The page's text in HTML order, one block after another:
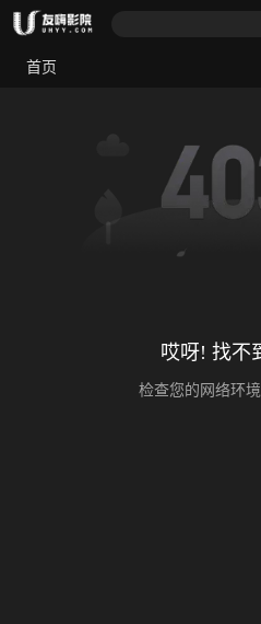
首页
哎呀! 找不
检查您的网络环境